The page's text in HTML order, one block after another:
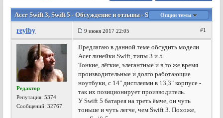
Acer Swift 3, Swift 5 - Обсуждение и отзывы - SF314-51, SF514-51
Опции темы
reylby 9 июня 2017 22:05 #1
Редактор
Репутация:5374
Сообщений: 32767
Предлагаю в данной теме обсудить модели
Acer линейки Swift, типы 3 и 5.
Тонкие, лёгкие, элегантные и в то же время
производительные и долго работающие
ноутбуки, с 14" дисплеями в 13,3" корпусе -
так их позиционирует производитель.
У Swift 5 батарея на треть ёмче, он чуть
тоньше и чуть легче, чем Swift 3. Похоже,